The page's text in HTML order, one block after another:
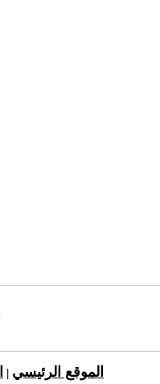
الموقع الرئيسي